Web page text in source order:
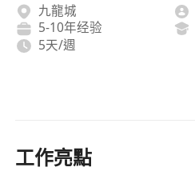
九龍城
5-10年经验
5天/週
工作亮點